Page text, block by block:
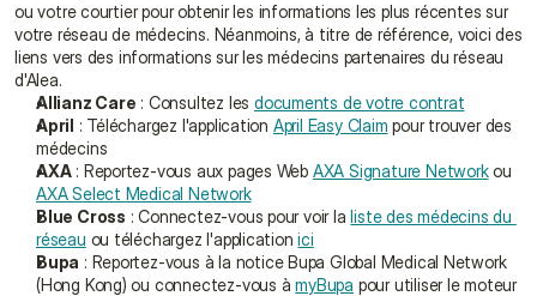
ou votre courtier pour obtenir les informations les plus récentes sur
votre réseau de médecins. Néanmoins, à titre de référence, voici des
liens vers des informations sur les médecins partenaires du réseau
d'Alea.
Allianz Care : Consultez les documents de votre contrat
April : Téléchargez l'application April Easy Claim pour trouver des
médecins
AXA : Reportez-vous aux pages Web AXA Signature Network
AXA Select Medical Network
Blue Cross : Connectez-vous pour voir la liste des médecins du
réseau ou téléchargez l'application ici
Bupa : Reportez-vous à la notice Bupa Global Medical Network
(Hong Kong) ou connectez-vous à myBupa pour utiliser le moteur